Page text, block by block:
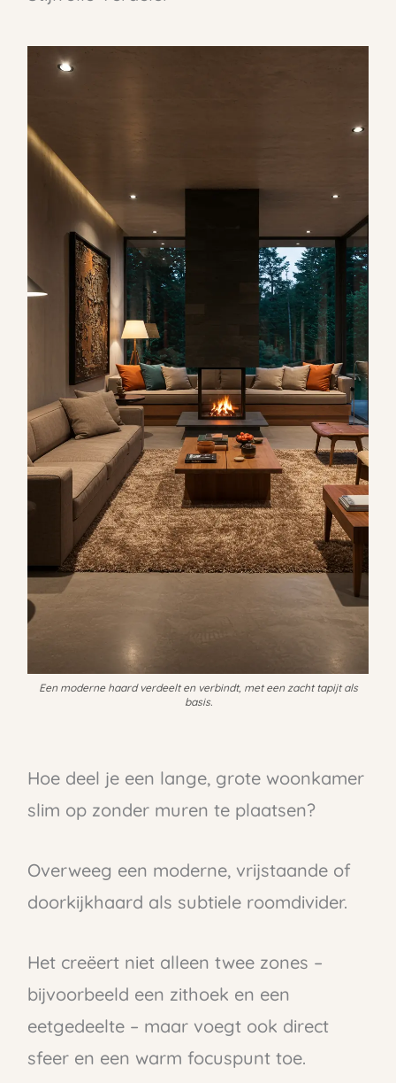
Een moderne haard verdeelt en verbindt, met een zacht tapijt als
basis.
Hoe deel je een lange, grote woonkamer
slim op zonder muren te plaatsen?
Overweeg een moderne, vrijstaande of
doorkijkhaard als subtiele roomdivider.
Het creëert niet alleen twee zones –
bijvoorbeeld een zithoek en een
eetgedeelte – maar voegt ook direct
sfeer en een warm focuspunt toe.